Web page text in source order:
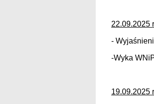
22.09.2025
-
-Wyka
19.09.2025